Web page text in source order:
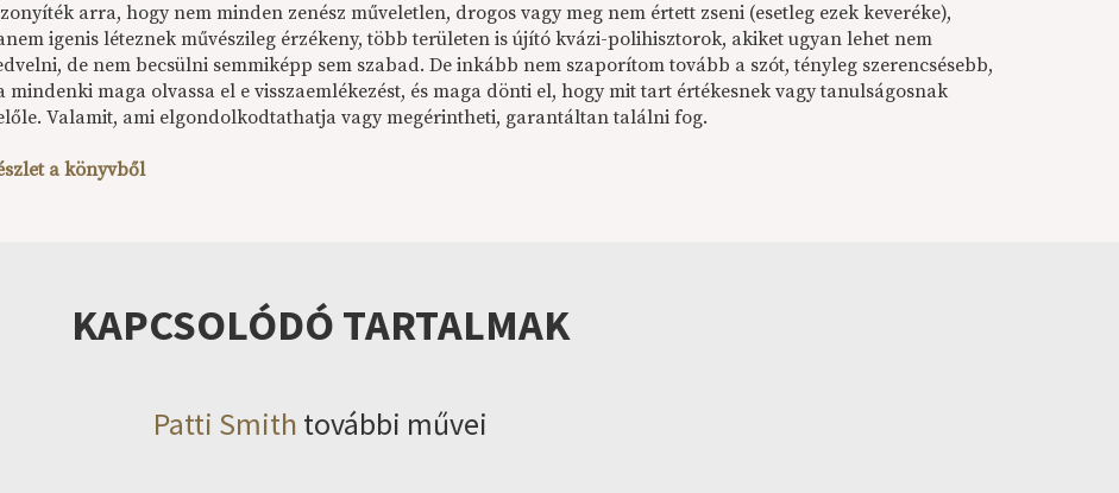
arra, hogy nem minden zenész műveletlen, drogos vagy meg nem értett zseni (esetleg ezek keveréke),
igenis léteznek művészileg érzékeny, több területen is újító kvázi-polihisztorok, akiket ugyan lehet nem
de nem becsülni semmiképp sem szabad. De inkább nem szaporítom tovább a szót, tényleg szerencsésebb,
mindenki maga olvassa el e visszaemlékezést, és maga dönti el, hogy mit tart értékesnek vagy tanulságosnak
Valamit, ami elgondolkodtathatja vagy megérintheti, garantáltan találni fog.
a könyvből
KAPCSOLÓDÓ TARTALMAK
Patti Smith további művei